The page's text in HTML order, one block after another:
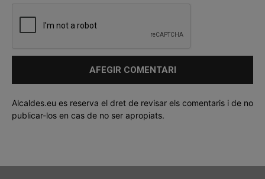
Alcaldes.eu es reserva el dret de revisar els comentaris i de no
publicar-los en cas de no ser apropiats.